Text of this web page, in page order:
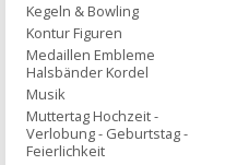
Kegeln & Bowling
Kontur Figuren
Medaillen Embleme
Halsbänder Kordel
Musik
Muttertag Hochzeit -
Verlobung - Geburtstag -
Feierlichkeit